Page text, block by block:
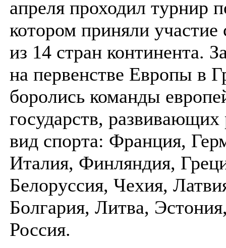
апреля проходил турнир
котором приняли
из 14 стран континента.
на первенстве Европы в
боролись команды
государств, развивающих
вид спорта: Франция,
Италия, Финляндия,
Белоруссия, Чехия,
Болгария, Литва,
Россия.